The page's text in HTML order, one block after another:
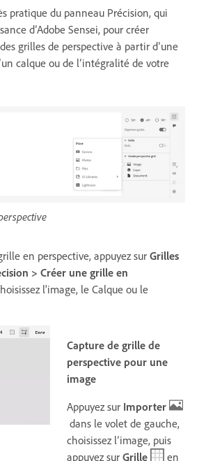
pratique du panneau Précision, qui
d’Adobe Sensei, pour créer
grilles de perspective à partir d’une
calque ou de l’intégralité de votre
en perspective, appuyez sur Grilles
> Créer une grille en
l'image, le Calque ou le
Capture de grille de
perspective pour une
image
Appuyez sur Importer
dans le volet de gauche,
choisissez l’image, puis
appuyez sur Grille en